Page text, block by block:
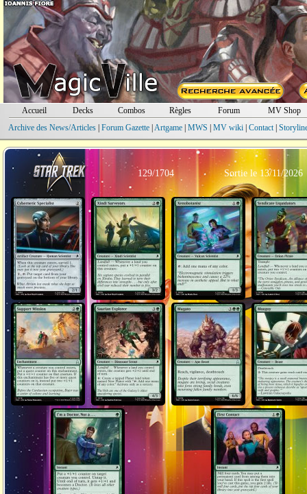
Accueil Decks Combos Règles Forum
MV Shop
Archive des News/Articles| Forum Gazette| Artgame| MWS MV wiki| Contact|
129/1704 Sortie le 13/11/2026